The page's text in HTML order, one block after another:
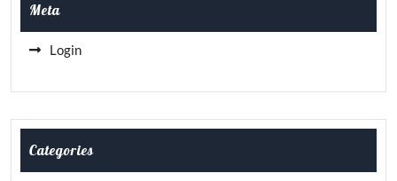
Meta
Login
Categories